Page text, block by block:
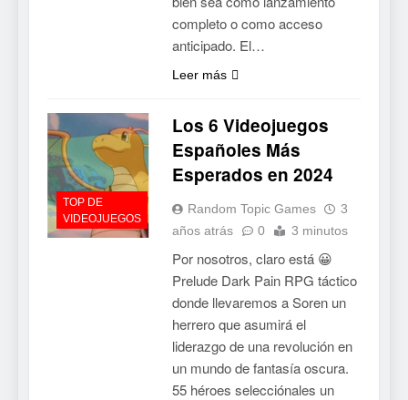
completo o como acceso
anticipado. El…
Leer más
TOP DE
VIDEOJUEGOS
Los 6 Videojuegos
Españoles Más
Esperados en 2024
Random Topic Games
3
años atrás
0 3 minutos
Por nosotros, claro está 😀
Prelude Dark Pain RPG táctico
donde llevaremos a Soren un
herrero que asumirá el
liderazgo de una revolución en
un mundo de fantasía oscura.
55 héroes selecciónales un